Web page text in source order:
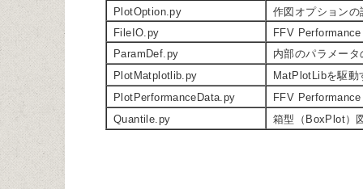
PlotOption.py
作図オプションの
FileIO.py
FFV
ParamDef.py
内部のパラメータ
PlotMatplotlib.py
MatPlotLibを駆動
PlotPerformanceData.py
FFV
Quantile.py
箱型（BoxPlot）